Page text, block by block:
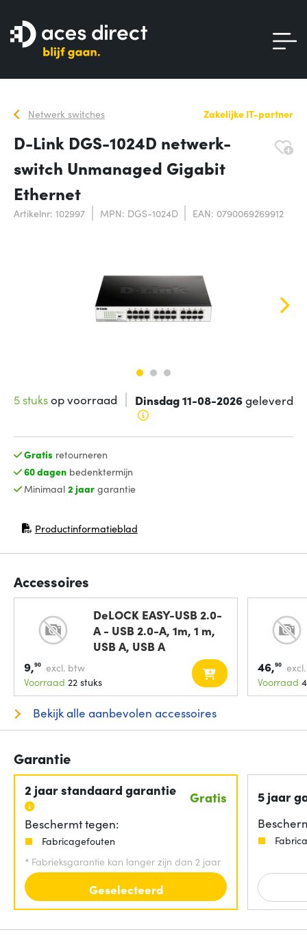
Netwerk switches Zakelijke IT-partner
D-Link DGS-1024D netwerk-
switch Unmanaged Gigabit
Ethernet
Artikelnr: 102997 MPN: DGS-1024D EAN: 0790069269912
5 stuksop voorraad Dinsdag 11-08-2026geleverd
Gratis retourneren
60 dagenbedenktermijn
Minimaal 2 jaargarantie
Productinformatieblad
(opent in nieuw venster)
Accessoires
DeLOCK EASY-USB 2.0-
A - USB 2.0-A, 1m, 1 m,
USB A, USB A
9,90 excl. btw
Voorraad 22 stuks
46,90
Voorraad
Bekijk alle aanbevolen accessoires
Garantie
2 jaar standaard garantie Gratis
Beschermt tegen:
Fabricagefouten
* Fabrieksgarantie kan langer zijn dan 2 jaar
Geselecteerd
5 jaar